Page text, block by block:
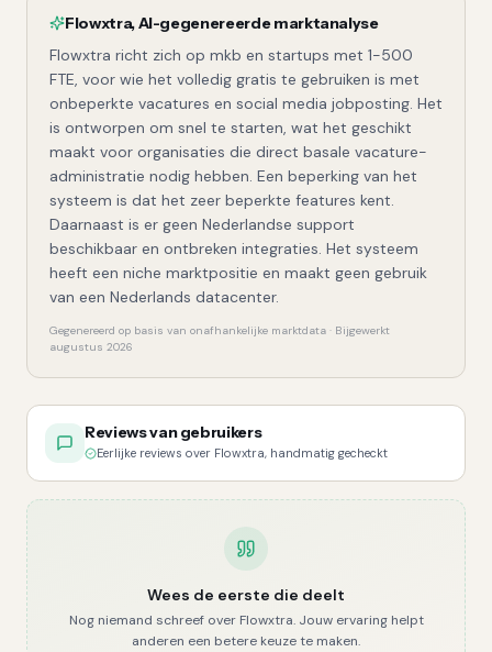
Flowxtra,AI-gegenereerde marktanalyse
Flowxtra richt zich op mkb en startups met 1-500
FTE, voor wie het volledig gratis te gebruiken is met
onbeperkte vacatures en social media jobposting. Het
is ontworpen om snel te starten, wat het geschikt
maakt voor organisaties die direct basale vacature-
administratie nodig hebben. Een beperking van het
systeem is dat het zeer beperkte features kent.
Daarnaast is er geen Nederlandse support
beschikbaar en ontbreken integraties. Het systeem
heeft een niche marktpositie en maakt geen gebruik
van een Nederlands datacenter.
Gegenereerd op basis van onafhankelijke marktdata · Bijgewerkt
augustus 2026
Reviews van gebruikers
Eerlijke reviews over Flowxtra, handmatig gecheckt
Wees de eerste die deelt
Nog niemand schreef over Flowxtra. Jouw ervaring helpt
anderen een betere keuze te maken.